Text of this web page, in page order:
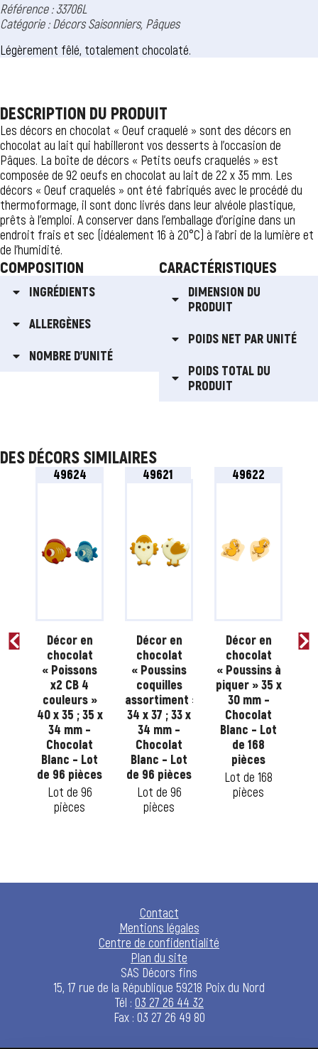
Référence : 33706L
Catégorie :Décors Saisonniers, Pâques
Légèrement fêlé, totalement chocolaté.
DESCRIPTION DU PRODUIT
Les décors en chocolat « Oeuf craquelé » sont des décors en
chocolat au lait qui habilleront vos desserts à l’occasion de
Pâques. La boîte de décors « Petits oeufs craquelés » est
composée de 92 oeufs en chocolat au lait de 22 x 35 mm. Les
décors « Oeuf craquelés » ont été fabriqués avec le procédé du
thermoformage, il sont donc livrés dans leur alvéole plastique,
prêts à l’emploi. A conserver dans l’emballage d’origine dans un
endroit frais et sec (idéalement 16 à 20°C) à l’abri de la lumière et
de l’humidité.
COMPOSITION
INGRÉDIENTS
ALLERGÈNES
NOMBRE D'UNITÉ
CARACTÉRISTIQUES
DIMENSION DU
PRODUIT
POIDS NET PAR UNITÉ
POIDS TOTAL DU
PRODUIT
DES DÉCORS SIMILAIRES
49624
Décor en
chocolat
« Poissons
x2 CB 4
couleurs »
40 x 35 ; 35 x
34 mm –
Chocolat
Blanc – Lot
de 96 pièces
Lot de 96
pièces
49621
Décor en
chocolat
« Poussins
coquilles
assortiment »
34 x 37 ; 33 x
34 mm –
Chocolat
Blanc – Lot
de 96 pièces
Lot de 96
pièces
49622
Décor en
chocolat
« Poussins à
piquer » 35 x
30 mm –
Chocolat
Blanc – Lot
de 168
pièces
Lot de 168
pièces
Contact
Mentions légales
Centre de confidentialité
Plan du site
SAS Décors fins
15, 17 rue de la République 59218 Poix du Nord
Tél : 03 27 26 44 32
Fax : 03 27 26 49 80